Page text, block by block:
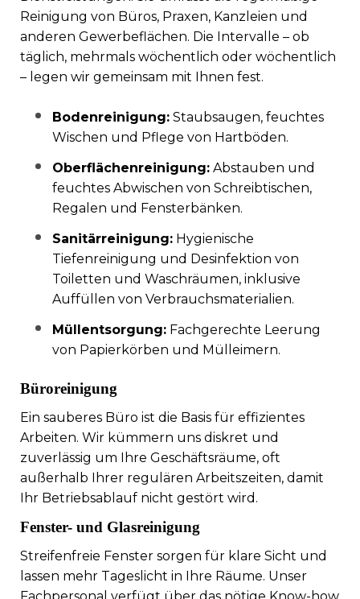
Reinigung von Büros, Praxen, Kanzleien und
anderen Gewerbeflächen. Die Intervalle – ob
täglich, mehrmals wöchentlich oder wöchentlich
– legen wir gemeinsam mit Ihnen fest.
Bodenreinigung: Staubsaugen, feuchtes
Wischen und Pflege von Hartböden.
Oberflächenreinigung: Abstauben und
feuchtes Abwischen von Schreibtischen,
Regalen und Fensterbänken.
Sanitärreinigung: Hygienische
Tiefenreinigung und Desinfektion von
Toiletten und Waschräumen, inklusive
Auffüllen von Verbrauchsmaterialien.
Müllentsorgung: Fachgerechte Leerung
von Papierkörben und Mülleimern.
Büroreinigung
Ein sauberes Büro ist die Basis für effizientes
Arbeiten. Wir kümmern uns diskret und
zuverlässig um Ihre Geschäftsräume, oft
außerhalb Ihrer regulären Arbeitszeiten, damit
Ihr Betriebsablauf nicht gestört wird.
Fenster- und Glasreinigung
Streifenfreie Fenster sorgen für klare Sicht und
lassen mehr Tageslicht in Ihre Räume. Unser